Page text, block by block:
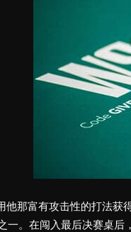
他那富有攻击性的打法
一。在闯入最后决赛桌